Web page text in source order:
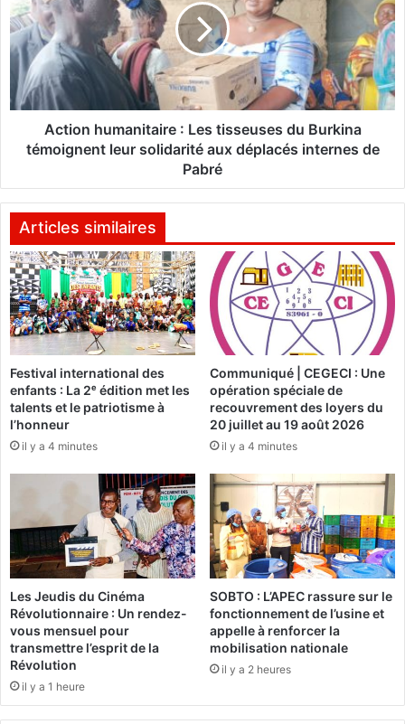
«
L
t
d
i
t
n
e
d
o
i
t
p
a
s
n
e
p
r
o
n
n
o
n
u
m
a
e
:
L
e
s
t
i
s
s
e
s
u
B
u
r
k
i
n
Action humanitaire : Les tisseuses du Burkina
témoignent leur solidarité aux déplacés internes de
Pabré
Articles similaires
Festival international des
enfants : La 2ᵉ édition met les
talents et le patriotisme à
l’honneur
il y a 4 minutes
Communiqué | CEGECI : Une
opération spéciale de
recouvrement des loyers du
20 juillet au 19 août 2026
il y a 4 minutes
Les Jeudis du Cinéma
Révolutionnaire : Un rendez-
vous mensuel pour
transmettre l’esprit de la
Révolution
il y a 1 heure
SOBTO : L’APEC rassure sur le
fonctionnement de l’usine et
appelle à renforcer la
mobilisation nationale
il y a 2 heures